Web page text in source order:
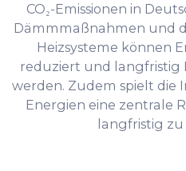
CO₂-Emissionen in
Dämmmaßnahmen und
Heizsysteme können
reduziert und langfristig
werden. Zudem spielt die
Energien eine zentrale
langfristig zu